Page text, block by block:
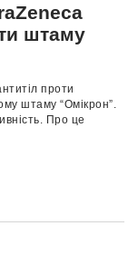
штаму
проти
штаму “Омікрон”.
Про це